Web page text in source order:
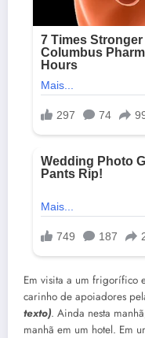
Em visita a um frigorífico
carinho de apoiadores
texto). Ainda nesta
manhã em um hotel. Em